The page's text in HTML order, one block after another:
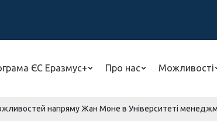
ЄС Еразмус+ Про нас Можливості
напряму Жан Моне в Університеті